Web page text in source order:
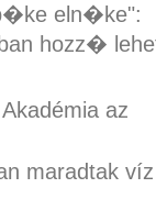
eln�ke":
hozz�
az
maradtak víz